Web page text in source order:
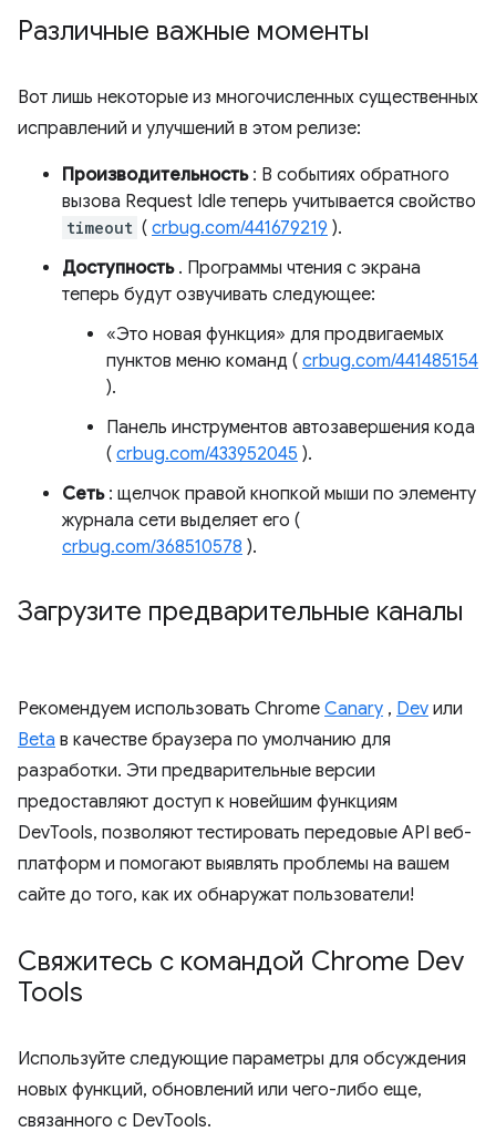
Различные важные моменты
Вот лишь некоторые из многочисленных существенных
исправлений и улучшений в этом релизе:
Производительность: В событиях обратного
вызова Request Idle теперь учитывается свойство
timeout ( crbug.com/441679219 ).
Доступность. Программы чтения с экрана
теперь будут озвучивать следующее:
«Это новая функция» для продвигаемых
пунктов меню команд ( crbug.com/441485154
).
Панель инструментов автозавершения кода
( crbug.com/433952045 ).
Сеть: щелчок правой кнопкой мыши по элементу
журнала сети выделяет его (
crbug.com/368510578 ).
Загрузите предварительные каналы
Рекомендуем использовать Chrome Canary , Dev или
Beta в качестве браузера по умолчанию для
разработки. Эти предварительные версии
предоставляют доступ к новейшим функциям
DevTools, позволяют тестировать передовые API веб-
платформ и помогают выявлять проблемы на вашем
сайте до того, как их обнаружат пользователи!
Свяжитесь с командой Chrome Dev
Tools
Используйте следующие параметры для обсуждения
новых функций, обновлений или чего-либо еще,
связанного с DevTools.